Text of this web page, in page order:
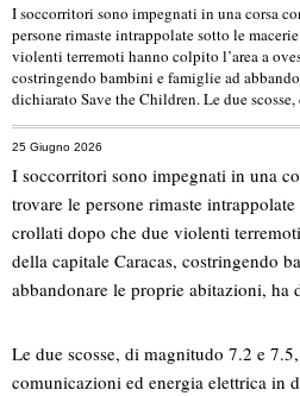
I soccorritori sono impegnati in una corsa
persone rimaste intrappolate sotto le
violenti terremoti hanno colpito l’area a
costringendo bambini e famiglie ad
dichiarato Save the Children. Le due
25 Giugno 2026
I soccorritori sono impegnati in una
trovare le persone rimaste
crollati dopo che due violenti
della capitale Caracas, costringendo
abbandonare le proprie abitazioni, ha
Le due scosse, di magnitudo 7.2 e
comunicazioni ed energia elettrica in